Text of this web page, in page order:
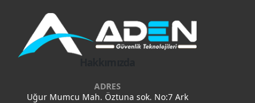
ADRES
Uğur Mumcu Mah. Öztuna sok. No:7 Ark